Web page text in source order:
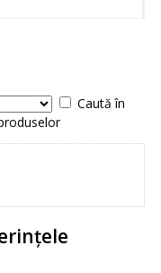
Caută în